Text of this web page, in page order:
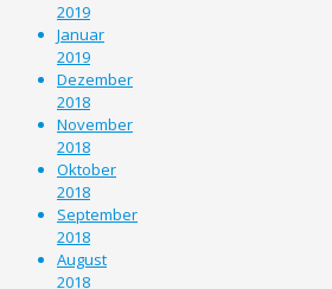
2019
Januar
2019
Dezember
2018
November
2018
Oktober
2018
September
2018
August
2018